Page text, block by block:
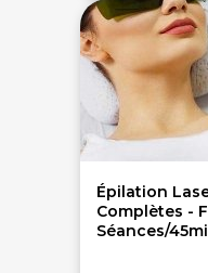
Épilation
Complètes -
Séances/